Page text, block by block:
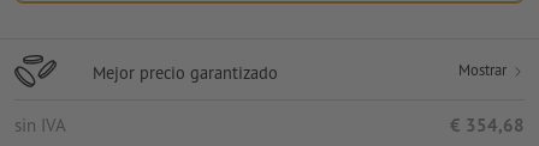
Mejor precio garantizado Mostrar
sin IVA € 354,68